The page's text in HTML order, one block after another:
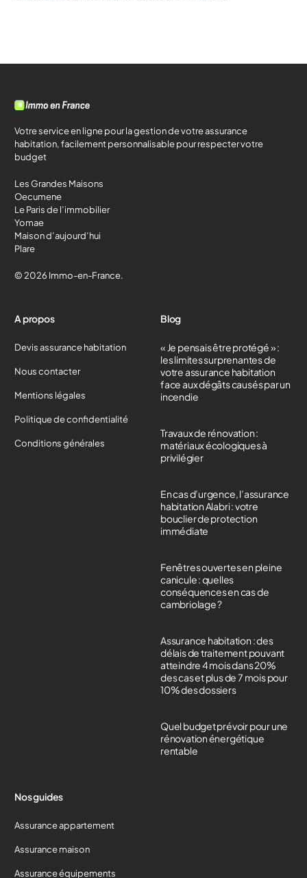
Votre service en ligne pour la gestion de votre assurance
habitation, facilement personnalisable pour respecter votre
budget
Les Grandes Maisons
Oecumene
Le Paris de l’immobilier
Yomae
Maison d’aujourd’hui
Plare
© 2026 Immo-en-France.
A propos
Devis assurance habitation
Nous contacter
Mentions légales
Politique de confidentialité
Conditions générales
Blog
« Je pensais être protégé » :
les limites surprenantes de
votre assurance habitation
face aux dégâts causés par un
incendie
Travaux de rénovation :
matériaux écologiques à
privilégier
En cas d’urgence, l’assurance
habitation Alabri : votre
bouclier de protection
immédiate
Fenêtres ouvertes en pleine
canicule : quelles
conséquences en cas de
cambriolage ?
Assurance habitation : des
délais de traitement pouvant
atteindre 4 mois dans 20%
des cas et plus de 7 mois pour
10% des dossiers
Quel budget prévoir pour une
rénovation énergétique
rentable
Nos guides
Assurance appartement
Assurance maison
Assurance équipements